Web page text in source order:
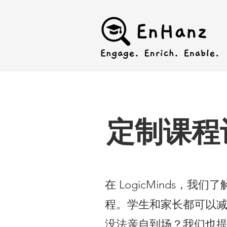
定制课
在 LogicMinds，我们了
程。学生和家长都可以
没法亲自到场？我们也